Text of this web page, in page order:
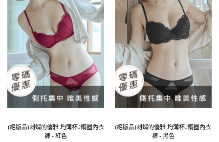
(絕版品)刺蝟的優雅 均薄杯J鋼圈內衣
褲 - 紅色
(絕版品)刺蝟的優雅 均薄杯J鋼圈內衣
褲 - 黑色